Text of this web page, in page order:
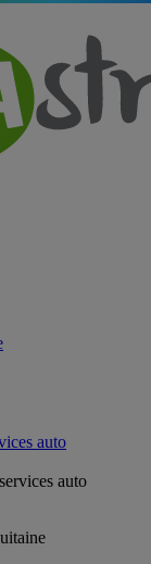
auto
auto